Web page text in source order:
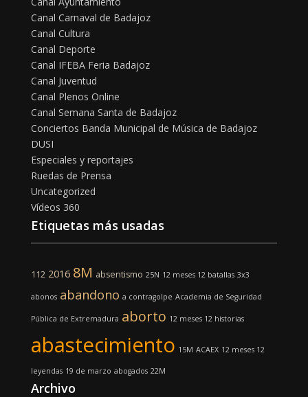
Canal Carnaval de Badajoz
Canal Cultura
Canal Deporte
Canal IFEBA Feria Badajoz
Canal Juventud
Canal Plenos Online
Canal Semana Santa de Badajoz
Conciertos Banda Municipal de Música de Badajoz
DUSI
Especiales y reportajes
Ruedas de Prensa
Uncategorized
Vídeos 360
Etiquetas más usadas
112 2016 8M absentismo 25N 12 meses 12 batallas 3x3
abonos abandono a contragolpe Academia de Seguridad
Pública de Extremadura aborto 12 meses 12 historias
abastecimiento 15M ACAEX 12 meses 12
leyendas 19 de marzo abogados 22M
Archivo